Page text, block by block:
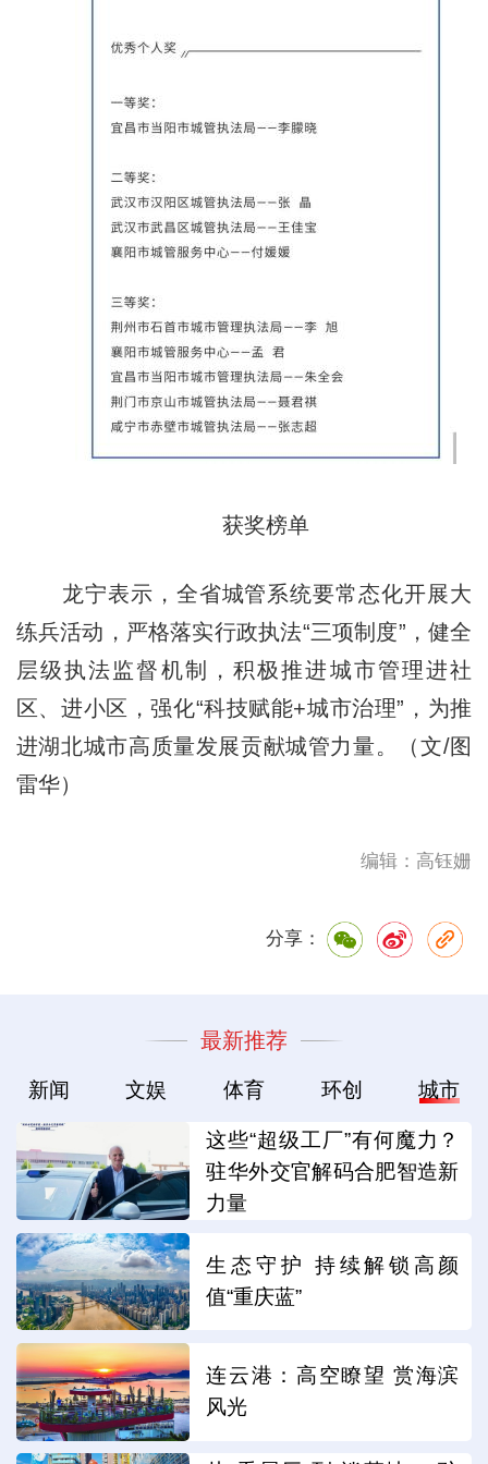
获奖榜单
龙宁表示，全省城管系统要常态化开展大
练兵活动，严格落实行政执法“三项制度”，健全
层级执法监督机制，积极推进城市管理进社
区、进小区，强化“科技赋能+城市治理”，为推
进湖北城市高质量发展贡献城管力量。（文/图
雷华）
编辑：高钰姗
分享：
最新推荐
新闻 文娱 体育 环创 城市
这些“超级工厂”有何魔力？
驻华外交官解码合肥智造新
力量
生态守护 持续解锁高颜
值“重庆蓝”
连云港：高空瞭望 赏海滨
风光